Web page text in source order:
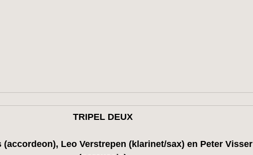
TRIPEL DEUX
(accordeon), Leo Verstrepen (klarinet/sax) en Peter Visser